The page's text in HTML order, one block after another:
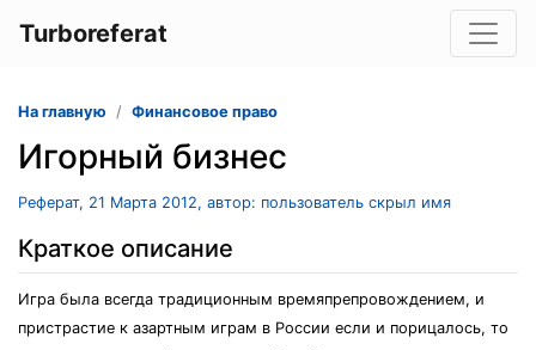
Turboreferat
На главную Финансовое право
Игорный бизнес
Реферат, 21 Марта 2012, автор: пользователь скрыл имя
Краткое описание
Игра была всегда традиционным времяпрепровождением, и
пристрастие к азартным играм в России если и порицалось, то